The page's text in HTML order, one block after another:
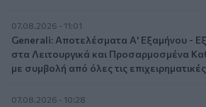
07.08.2026 - 11:01
Generali: Αποτελέσματα Α' Εξαμήνου -
στα Λειτουργικά και Προσαρμοσμένα
με συμβολή από όλες τις
07.08.2026 - 10:28